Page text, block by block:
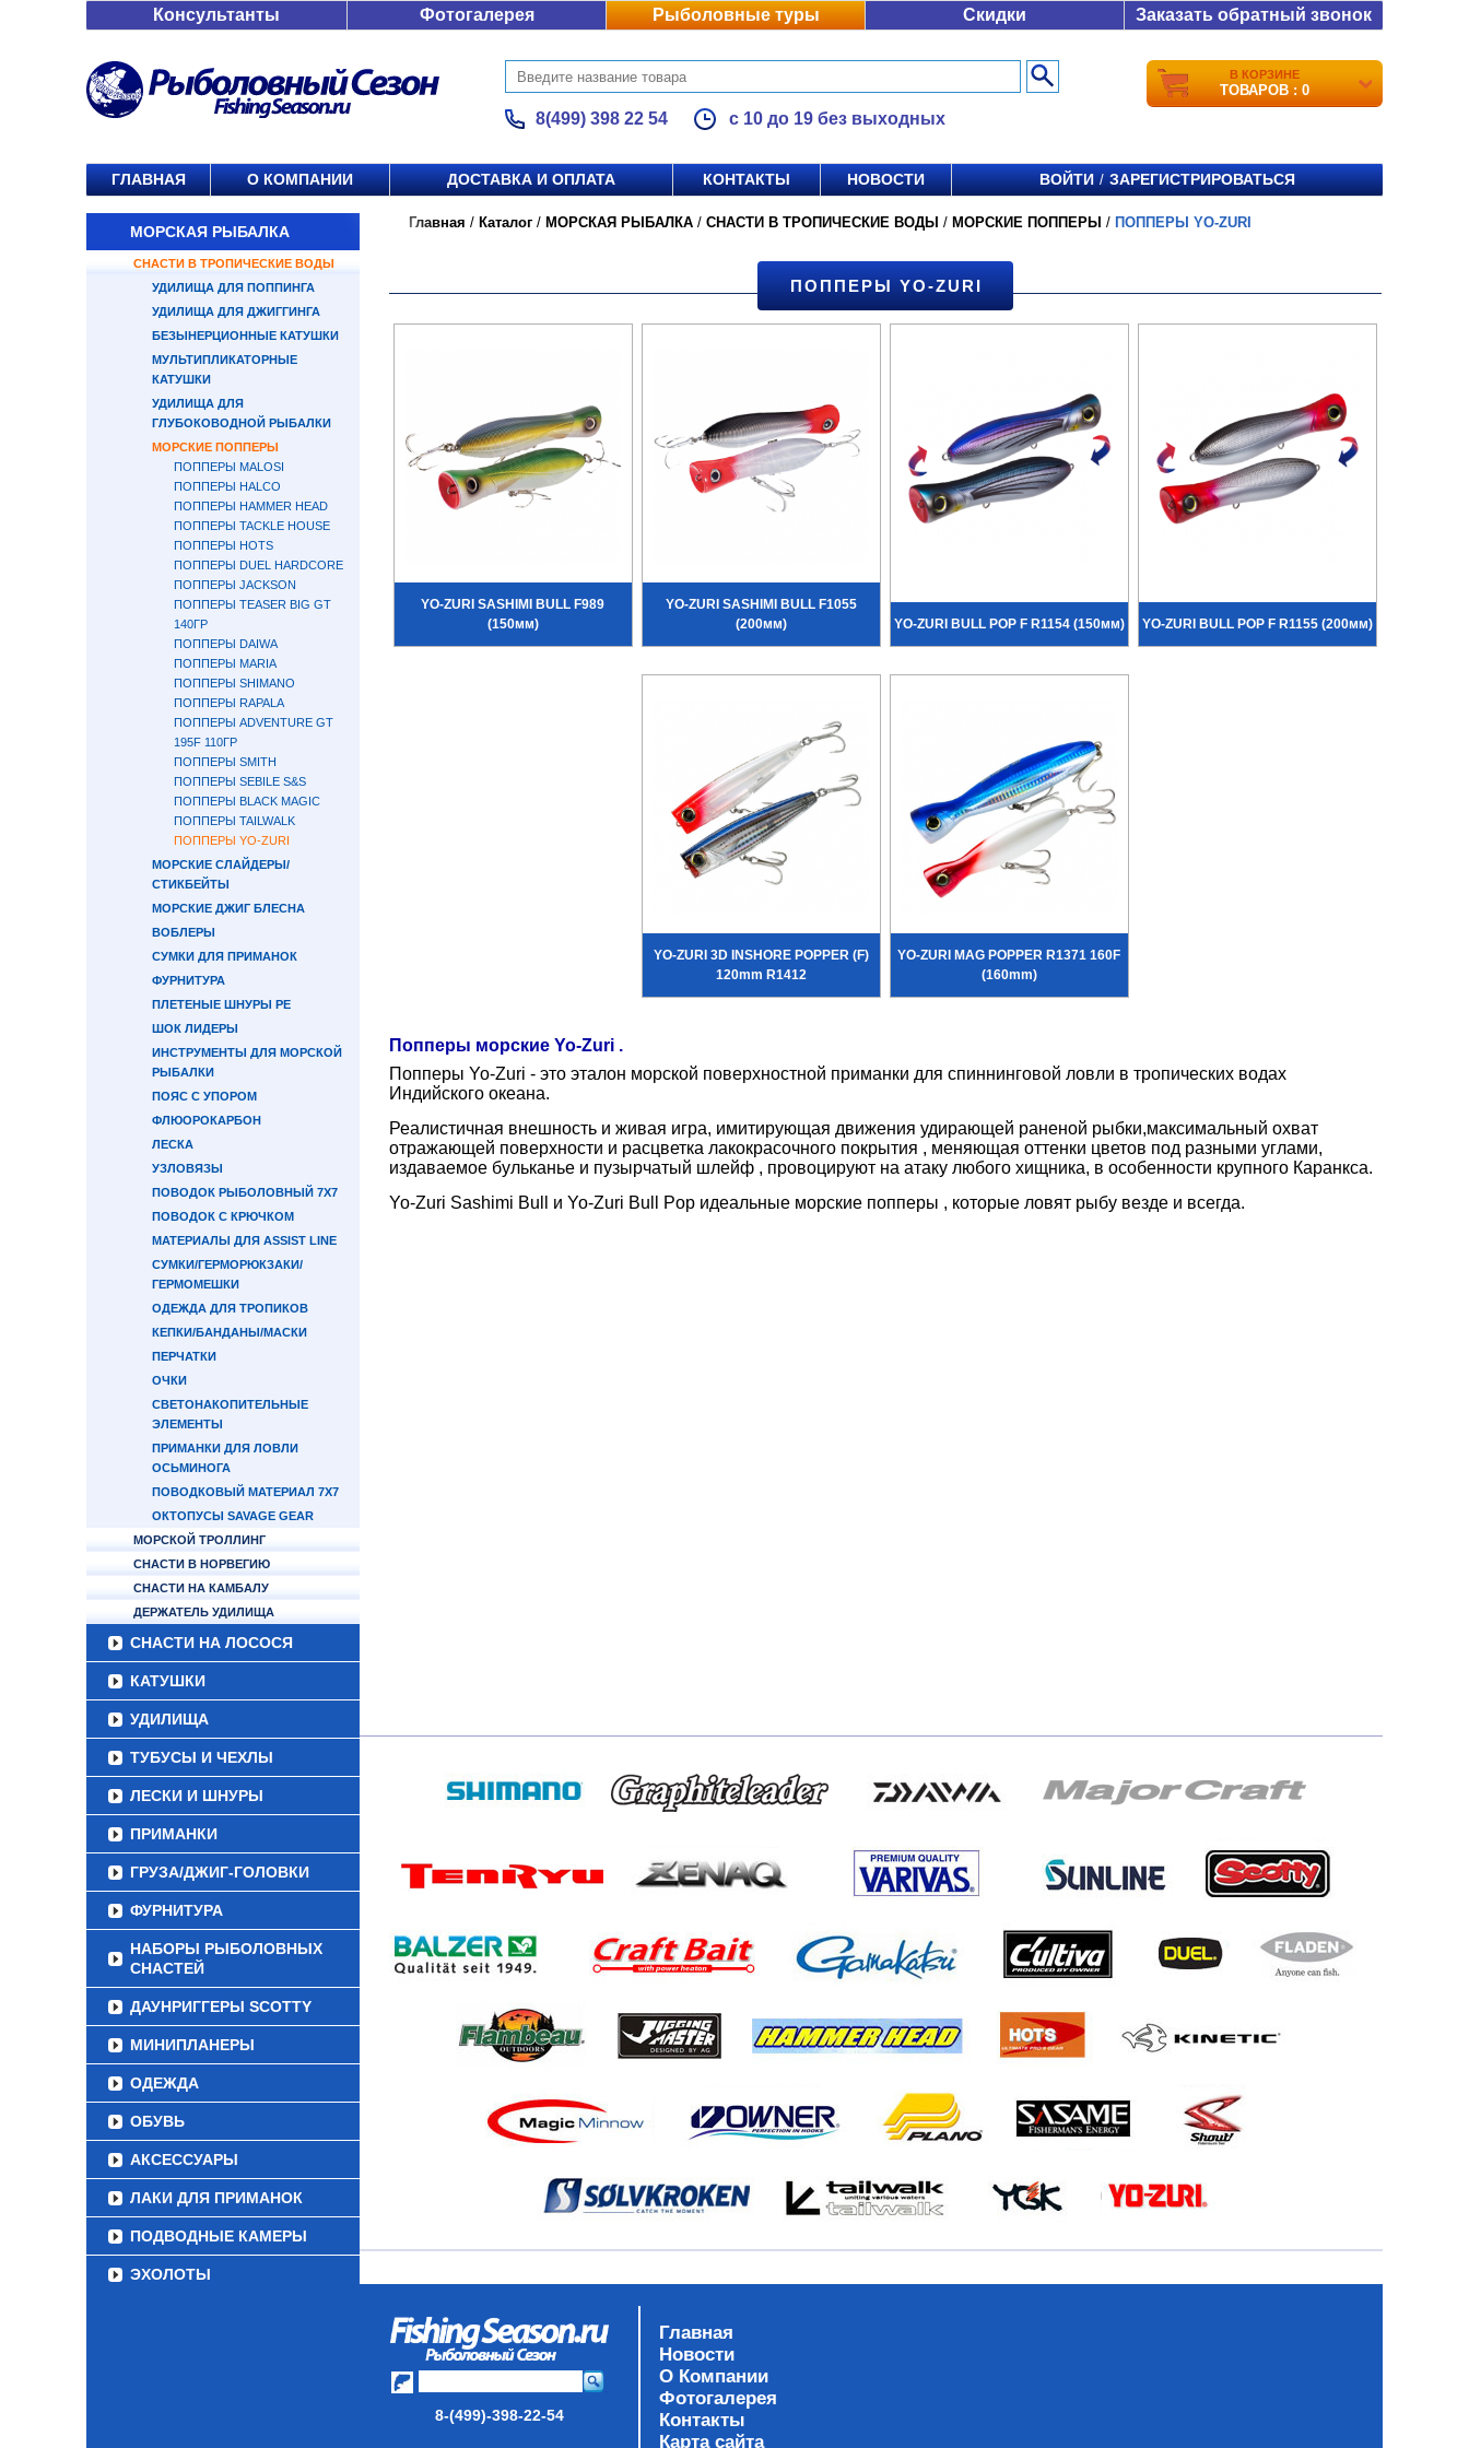
Консультанты Фотогалерея Рыболовные туры Скидки Заказать обратный звонок
8(499) 398 22 54 с 10 до 19 без выходных
В КОРЗИНЕ
ТОВАРОВ : 0
ГЛАВНАЯ О КОМПАНИИ ДОСТАВКА И ОПЛАТА КОНТАКТЫ НОВОСТИ ВОЙТИ / ЗАРЕГИСТРИРОВАТЬСЯ
МОРСКАЯ РЫБАЛКА
СНАСТИ В ТРОПИЧЕСКИЕ ВОДЫ
УДИЛИЩА ДЛЯ ПОППИНГА
УДИЛИЩА ДЛЯ ДЖИГГИНГА
БЕЗЫНЕРЦИОННЫЕ КАТУШКИ
МУЛЬТИПЛИКАТОРНЫЕ
КАТУШКИ
УДИЛИЩА ДЛЯ
ГЛУБОКОВОДНОЙ РЫБАЛКИ
МОРСКИЕ ПОППЕРЫ
ПОППЕРЫ MALOSI
ПОППЕРЫ HALCO
ПОППЕРЫ HAMMER HEAD
ПОППЕРЫ TACKLE HOUSE
ПОППЕРЫ HOTS
ПОППЕРЫ DUEL HARDCORE
ПОППЕРЫ JACKSON
ПОППЕРЫ TEASER BIG GT
140ГР
ПОППЕРЫ DAIWA
ПОППЕРЫ MARIA
ПОППЕРЫ SHIMANO
ПОППЕРЫ RAPALA
ПОППЕРЫ ADVENTURE GT
195F 110ГР
ПОППЕРЫ SMITH
ПОППЕРЫ SEBILE S&S
ПОППЕРЫ BLACK MAGIC
ПОППЕРЫ TAILWALK
ПОППЕРЫ YO-ZURI
МОРСКИЕ СЛАЙДЕРЫ/
СТИКБЕЙТЫ
МОРСКИЕ ДЖИГ БЛЕСНА
ВОБЛЕРЫ
СУМКИ ДЛЯ ПРИМАНОК
ФУРНИТУРА
ПЛЕТЕНЫЕ ШНУРЫ PE
ШОК ЛИДЕРЫ
ИНСТРУМЕНТЫ ДЛЯ МОРСКОЙ
РЫБАЛКИ
ПОЯС С УПОРОМ
ФЛЮОРОКАРБОН
ЛЕСКА
УЗЛОВЯЗЫ
ПОВОДОК РЫБОЛОВНЫЙ 7Х7
ПОВОДОК С КРЮЧКОМ
МАТЕРИАЛЫ ДЛЯ ASSIST LINE
СУМКИ/ГЕРМОРЮКЗАКИ/
ГЕРМОМЕШКИ
ОДЕЖДА ДЛЯ ТРОПИКОВ
КЕПКИ/БАНДАНЫ/МАСКИ
ПЕРЧАТКИ
ОЧКИ
СВЕТОНАКОПИТЕЛЬНЫЕ
ЭЛЕМЕНТЫ
ПРИМАНКИ ДЛЯ ЛОВЛИ
ОСЬМИНОГА
ПОВОДКОВЫЙ МАТЕРИАЛ 7Х7
ОКТОПУСЫ SAVAGE GEAR
МОРСКОЙ ТРОЛЛИНГ
СНАСТИ В НОРВЕГИЮ
СНАСТИ НА КАМБАЛУ
ДЕРЖАТЕЛЬ УДИЛИЩА
СНАСТИ НА ЛОСОСЯ
КАТУШКИ
УДИЛИЩА
ТУБУСЫ И ЧЕХЛЫ
ЛЕСКИ И ШНУРЫ
ПРИМАНКИ
ГРУЗА/ДЖИГ-ГОЛОВКИ
ФУРНИТУРА
НАБОРЫ РЫБОЛОВНЫХ
СНАСТЕЙ
ДАУНРИГГЕРЫ SCOTTY
МИНИПЛАНЕРЫ
ОДЕЖДА
ОБУВЬ
АКСЕССУАРЫ
ЛАКИ ДЛЯ ПРИМАНОК
ПОДВОДНЫЕ КАМЕРЫ
ЭХОЛОТЫ
Главная / Каталог / МОРСКАЯ РЫБАЛКА / СНАСТИ В ТРОПИЧЕСКИЕ ВОДЫ / МОРСКИЕ ПОППЕРЫ / ПОППЕРЫ YO-ZURI
ПОППЕРЫ YO-ZURI
YO-ZURI SASHIMI BULL F989
(150мм)
YO-ZURI SASHIMI BULL F1055
(200мм)
YO-ZURI BULL POP F R1154 (150мм) YO-ZURI BULL POP F R1155 (200мм)
YO-ZURI 3D INSHORE POPPER (F)
120mm R1412
YO-ZURI MAG POPPER R1371 160F
(160mm)
Попперы морские Yo-Zuri .
Попперы Yo-Zuri - это эталон морской поверхностной приманки для спиннинговой ловли в тропических водах
Индийского океана.
Реалистичная внешность и живая игра, имитирующая движения удирающей раненой рыбки,максимальный охват
отражающей поверхности и расцветка лакокрасочного покрытия , меняющая оттенки цветов под разными углами,
издаваемое бульканье и пузырчатый шлейф , провоцируют на атаку любого хищника, в особенности крупного Каранкса.
Yo-Zuri Sashimi Bull и Yo-Zuri Bull Pop идеальные морские попперы , которые ловят рыбу везде и всегда.
8-(499)-398-22-54
Главная
Новости
О Компании
Фотогалерея
Контакты
Карта сайта